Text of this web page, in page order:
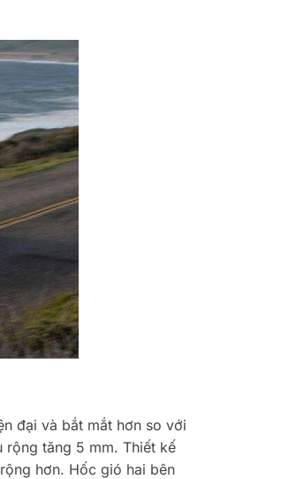
đại và bắt mắt hơn so với
tăng 5 mm. Thiết kế
hơn. Hốc gió hai bên